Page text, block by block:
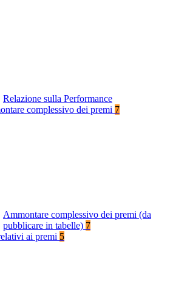
Relazione sulla Performance
complessivo dei premi 7
Ammontare complessivo dei premi (da
pubblicare in tabelle) 7
ai premi 5